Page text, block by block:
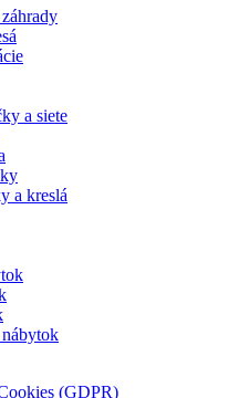
a siete
a kreslá
(GDPR)